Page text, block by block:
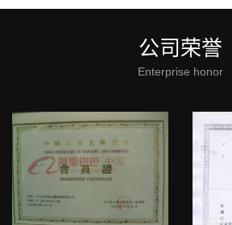
公司荣誉
Enterprise honor